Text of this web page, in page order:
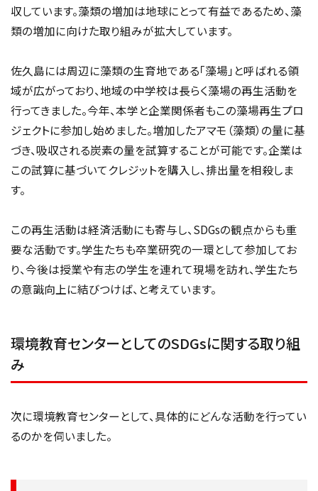
収しています。藻類の増加は地球にとって有益であるため、藻
類の増加に向けた取り組みが拡大しています。
佐久島には周辺に藻類の生育地である「藻場」と呼ばれる領
域が広がっており、地域の中学校は長らく藻場の再生活動を
行ってきました。今年、本学と企業関係者もこの藻場再生プロ
ジェクトに参加し始めました。増加したアマモ（藻類）の量に基
づき、吸収される炭素の量を試算することが可能です。企業は
この試算に基づいてクレジットを購入し、排出量を相殺しま
す。
この再生活動は経済活動にも寄与し、SDGsの観点からも重
要な活動です。学生たちも卒業研究の一環として参加してお
り、今後は授業や有志の学生を連れて現場を訪れ、学生たち
の意識向上に結びつけば、と考えています。
環境教育センターとしてのSDGsに関する取り組
み
次に環境教育センターとして、具体的にどんな活動を行ってい
るのかを伺いました。